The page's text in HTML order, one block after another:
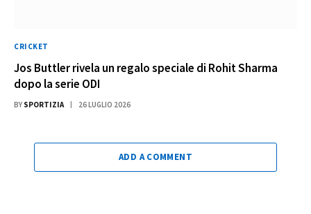
CRICKET
Jos Buttler rivela un regalo speciale di Rohit Sharma
dopo la serie ODI
BY SPORTIZIA 26 LUGLIO 2026
ADD A COMMENT